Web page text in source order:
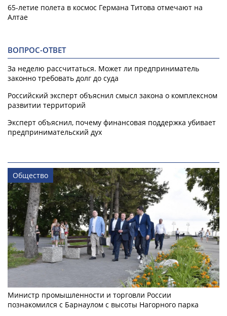
65-летие полета в космос Германа Титова отмечают на
Алтае
ВОПРОС-ОТВЕТ
За неделю рассчитаться. Может ли предприниматель
законно требовать долг до суда
Российский эксперт объяснил смысл закона о комплексном
развитии территорий
Эксперт объяснил, почему финансовая поддержка убивает
предпринимательский дух
Общество
Министр промышленности и торговли России
познакомился с Барнаулом с высоты Нагорного парка